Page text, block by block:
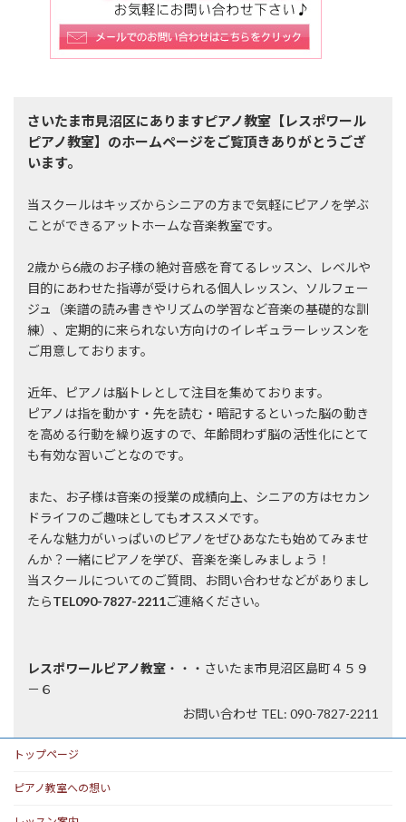
さいたま市見沼区にありますピアノ教室【レスポワール
ピアノ教室】のホームページをご覧頂きありがとうござ
います。
当スクールはキッズからシニアの方まで気軽にピアノを学ぶ
ことができるアットホームな音楽教室です。
2歳から6歳のお子様の絶対音感を育てるレッスン、レベルや
目的にあわせた指導が受けられる個人レッスン、ソルフェー
ジュ（楽譜の読み書きやリズムの学習など音楽の基礎的な訓
練）、定期的に来られない方向けのイレギュラーレッスンを
ご用意しております。
近年、ピアノは脳トレとして注目を集めております。
ピアノは指を動かす・先を読む・暗記するといった脳の動き
を高める行動を繰り返すので、年齢問わず脳の活性化にとて
も有効な習いごとなのです。
また、お子様は音楽の授業の成績向上、シニアの方はセカン
ドライフのご趣味としてもオススメです。
そんな魅力がいっぱいのピアノをぜひあなたも始めてみませ
んか？一緒にピアノを学び、音楽を楽しみましょう！
当スクールについてのご質問、お問い合わせなどがありまし
たらTEL090-7827-2211ご連絡ください。
レスポワールピアノ教室 ・・・さいたま市見沼区島町４５９
－６
お問い合わせ TEL: 090-7827-2211
トップページ
ピアノ教室への想い